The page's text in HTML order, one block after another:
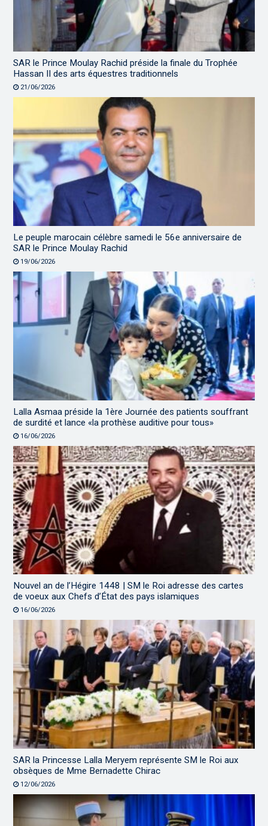
SAR le Prince Moulay Rachid préside la finale du Trophée
Hassan II des arts équestres traditionnels
21/06/2026
Le peuple marocain célèbre samedi le 56e anniversaire de
SAR le Prince Moulay Rachid
19/06/2026
Lalla Asmaa préside la 1ère Journée des patients souffrant
de surdité et lance «la prothèse auditive pour tous»
16/06/2026
Nouvel an de l’Hégire 1448 | SM le Roi adresse des cartes
de voeux aux Chefs d’État des pays islamiques
16/06/2026
SAR la Princesse Lalla Meryem représente SM le Roi aux
obsèques de Mme Bernadette Chirac
12/06/2026